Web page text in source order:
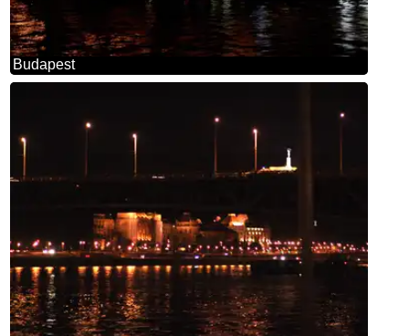
Budapest